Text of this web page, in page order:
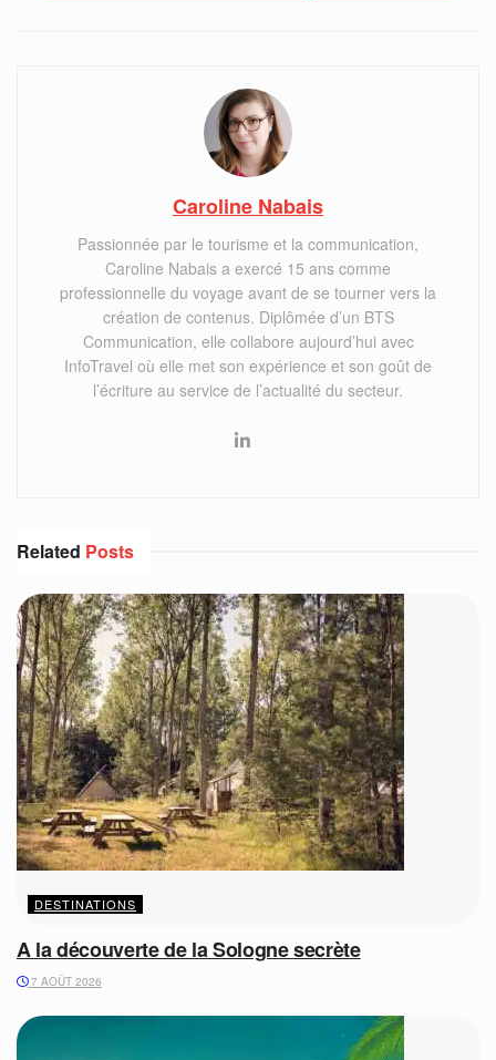
Caroline Nabais
Passionnée par le tourisme et la communication,
Caroline Nabais a exercé 15 ans comme
professionnelle du voyage avant de se tourner vers la
création de contenus. Diplômée d’un BTS
Communication, elle collabore aujourd’hui avec
InfoTravel où elle met son expérience et son goût de
l’écriture au service de l’actualité du secteur.
Related Posts
DESTINATIONS
A la découverte de la Sologne secrète
7 AOÛT 2026